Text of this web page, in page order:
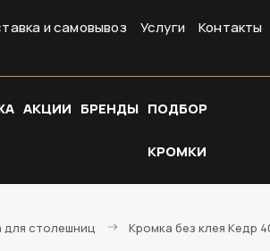
и самовывоз Услуги Контакты
АКЦИИ БРЕНДЫ ПОДБОР
КРОМКИ
для столешниц Кромка без клея Кедр